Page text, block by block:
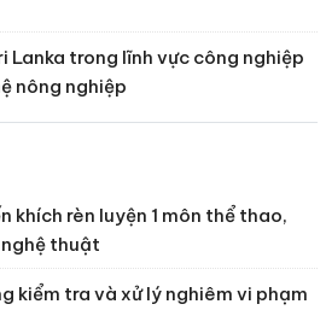
Lanka trong lĩnh vực công nghiệp
nông nghiệp
khích rèn luyện 1 môn thể thao,
nghệ thuật
kiểm tra và xử lý nghiêm vi phạm